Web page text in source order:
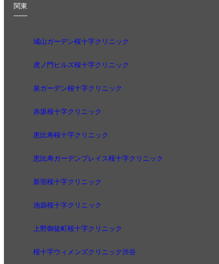
関東
城山ガーデン桜十字クリニック
虎ノ門ヒルズ桜十字クリニック
泉ガーデン桜十字クリニック
赤坂桜十字クリニック
恵比寿桜十字クリニック
恵比寿ガーデンプレイス桜十字クリニック
新宿桜十字クリニック
池袋桜十字クリニック
上野御徒町桜十字クリニック
桜十字ウィメンズクリニック渋谷